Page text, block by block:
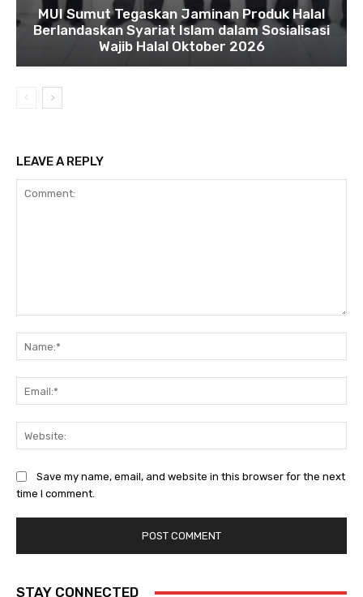
MUI Sumut Tegaskan Jaminan Produk Halal
Berlandaskan Syariat Islam dalam Sosialisasi
Wajib Halal Oktober 2026
LEAVE A REPLY
Save my name, email, and website in this browser for the next
time I comment.
STAY CONNECTED